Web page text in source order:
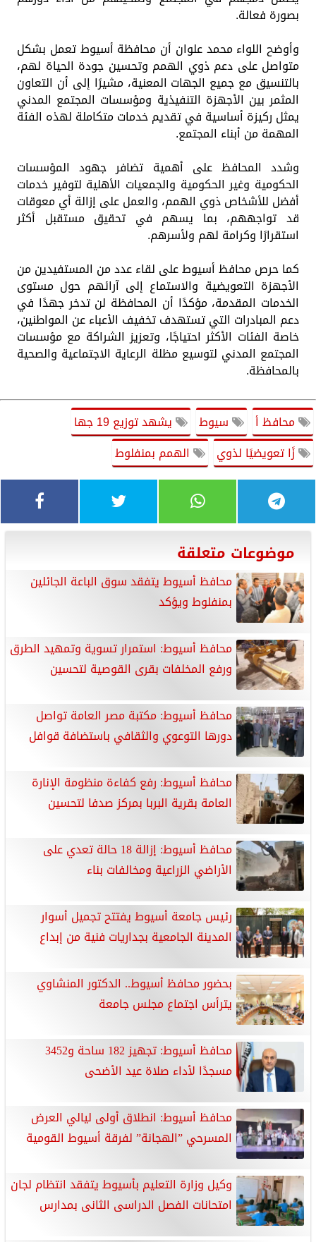
بصورة فعالة.
وأوضح اللواء محمد علوان أن محافظة أسيوط تعمل بشكل
متواصل على دعم ذوي الهمم وتحسين جودة الحياة لهم،
بالتنسيق مع جميع الجهات المعنية، مشيرًا إلى أن التعاون
المثمر بين الأجهزة التنفيذية ومؤسسات المجتمع المدني
يمثل ركيزة أساسية في تقديم خدمات متكاملة لهذه الفئة
المهمة من أبناء المجتمع.
وشدد المحافظ على أهمية تضافر جهود المؤسسات
الحكومية وغير الحكومية والجمعيات الأهلية لتوفير خدمات
أفضل للأشخاص ذوي الهمم، والعمل على إزالة أي معوقات
قد تواجههم، بما يسهم في تحقيق مستقبل أكثر
استقرارًا وكرامة لهم ولأسرهم.
كما حرص محافظ أسيوط على لقاء عدد من المستفيدين من
الأجهزة التعويضية والاستماع إلى آرائهم حول مستوى
الخدمات المقدمة، مؤكدًا أن المحافظة لن تدخر جهدًا في
دعم المبادرات التي تستهدف تخفيف الأعباء عن المواطنين،
خاصة الفئات الأكثر احتياجًا، وتعزيز الشراكة مع مؤسسات
المجتمع المدني لتوسيع مظلة الرعاية الاجتماعية والصحية
بالمحافظة.
محافظ أ سيوط
يشهد توزيع 19 جها
زًا تعويضيًا لذوي
الهمم بمنفلوط
موضوعات متعلقة
محافظ أسيوط يتفقد سوق الباعة الجائلين
بمنفلوط ويؤكد
محافظ أسيوط: استمرار تسوية وتمهيد الطرق
ورفع المخلفات بقرى القوصية لتحسين
محافظ أسيوط: مكتبة مصر العامة تواصل
دورها التوعوي والثقافي باستضافة قوافل
محافظ أسيوط: رفع كفاءة منظومة الإنارة
العامة بقرية البربا بمركز صدفا لتحسين
محافظ أسيوط: إزالة 18 حالة تعدي على
الأراضي الزراعية ومخالفات بناء
رئيس جامعة أسيوط يفتتح تجميل أسوار
المدينة الجامعية بجداريات فنية من إبداع
بحضور محافظ أسيوط.. الدكتور المنشاوي
يترأس اجتماع مجلس جامعة
محافظ أسيوط: تجهيز 182 ساحة و3452
مسجدًا لأداء صلاة عيد الأضحى
محافظ أسيوط: انطلاق أولى ليالي العرض
المسرحي ”الهجانة” لفرقة أسيوط القومية
وكيل وزارة التعليم بأسيوط يتفقد انتظام لجان
امتحانات الفصل الدراسى الثانى بمدارس